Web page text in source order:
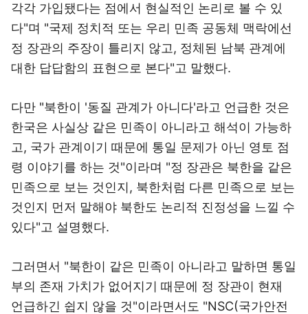
각각 가입됐다는 점에서 현실적인 논리로 볼 수 있
다"며 "국제 정치적 또는 우리 민족 공동체 맥락에선
정 장관의 주장이 틀리지 않고, 정체된 남북 관계에
대한 답답함의 표현으로 본다"고 말했다.
다만 "북한이 '동질 관계가 아니다'라고 언급한 것은
한국은 사실상 같은 민족이 아니라고 해석이 가능하
고, 국가 관계이기 때문에 통일 문제가 아닌 영토 점
령 이야기를 하는 것"이라며 "정 장관은 북한을 같은
민족으로 보는 것인지, 북한처럼 다른 민족으로 보는
것인지 먼저 말해야 북한도 논리적 진정성을 느낄 수
있다"고 설명했다.
그러면서 "북한이 같은 민족이 아니라고 말하면 통일
부의 존재 가치가 없어지기 때문에 정 장관이 현재
언급하긴 쉽지 않을 것"이라면서도 "NSC(국가안전